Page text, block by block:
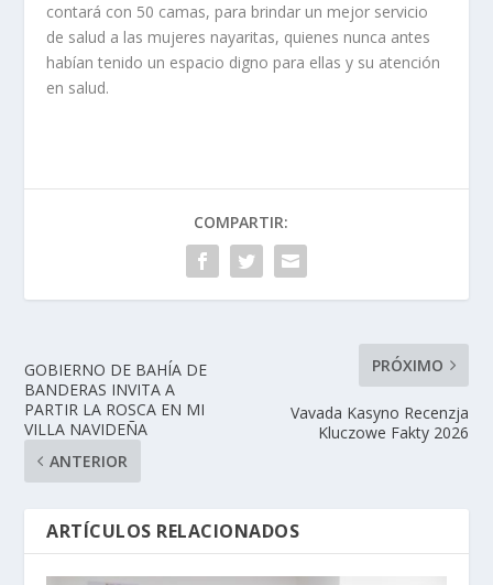
contará con 50 camas, para brindar un mejor servicio
de salud a las mujeres nayaritas, quienes nunca antes
habían tenido un espacio digno para ellas y su atención
en salud.
COMPARTIR:
GOBIERNO DE BAHÍA DE
BANDERAS INVITA A
PARTIR LA ROSCA EN MI
VILLA NAVIDEÑA
ANTERIOR
PRÓXIMO
Vavada Kasyno Recenzja
Kluczowe Fakty 2026
ARTÍCULOS RELACIONADOS